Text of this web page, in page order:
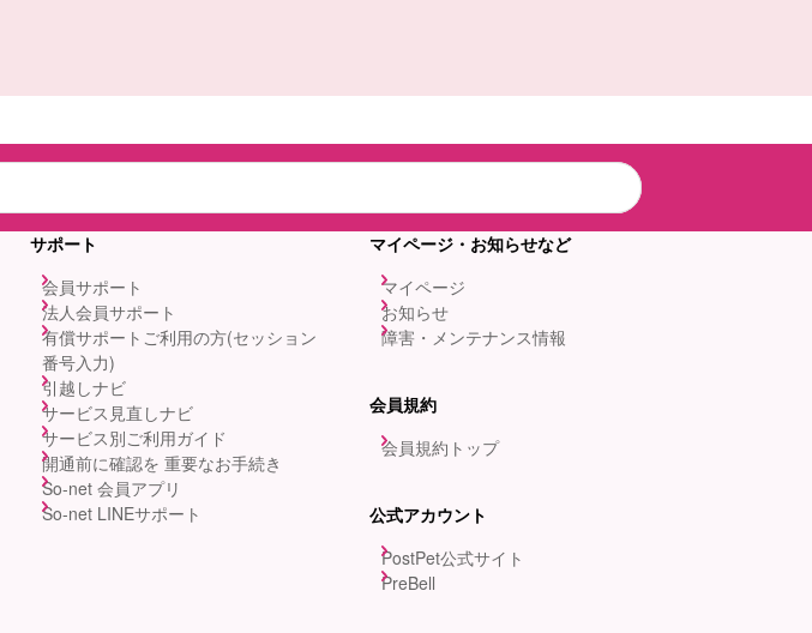
サポート
会員サポート
法人会員サポート
有償サポートご利用の方(セッション
番号入力)
引越しナビ
サービス見直しナビ
サービス別ご利用ガイド
開通前に確認を 重要なお手続き
So-net 会員アプリ
So-net LINEサポート
マイページ・お知らせなど
マイページ
お知らせ
障害・メンテナンス情報
会員規約
会員規約トップ
公式アカウント
PostPet公式サイト
PreBell